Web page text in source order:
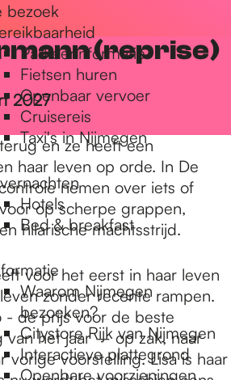
bezoek
Parkeerinformatie
Fietsen huren
Openbaar vervoer
Cruisereis
Taxi's in Nijmegen
Hotels
Bed & breakfast
Waarom Nijmegen
bezoeken?
Citystore Rijk van Nijmegen
Interactieve plattegrond
Openbare voorzieningen
(reprise)
2027
en ze heeft een
haar leven op orde. In De
nemen over iets of
op scherpe grappen,
hilarische machtsstrijd.
voor het eerst in haar leven
zonder recente rampen.
- de prijs voor de beste
van het jaar – op zak, naar
vorige voorstelling. Lisa is haar